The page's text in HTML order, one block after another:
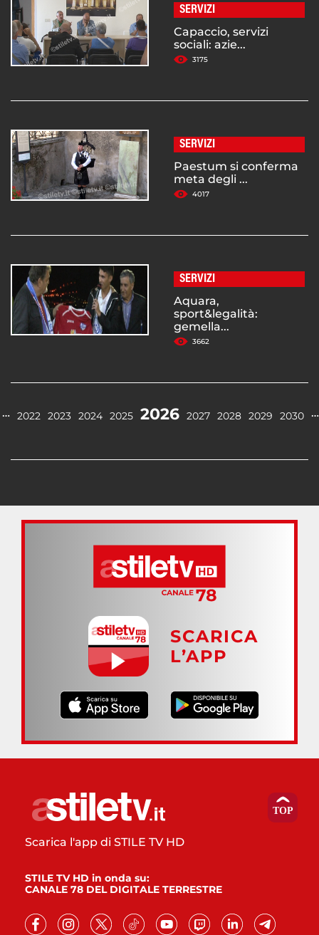
SERVIZI
Capaccio, servizi
sociali: azie...
3175
SERVIZI
Paestum si conferma
meta degli ...
4017
SERVIZI
Aquara,
sport&legalità:
gemella...
3662
… 2022 2023 2024 2025 2026 2027 2028 2029 2030 …
SCARICA
L’APP
Scarica l'app di STILE TV HD
STILE TV HD in onda su:
CANALE 78 DEL DIGITALE TERRESTRE